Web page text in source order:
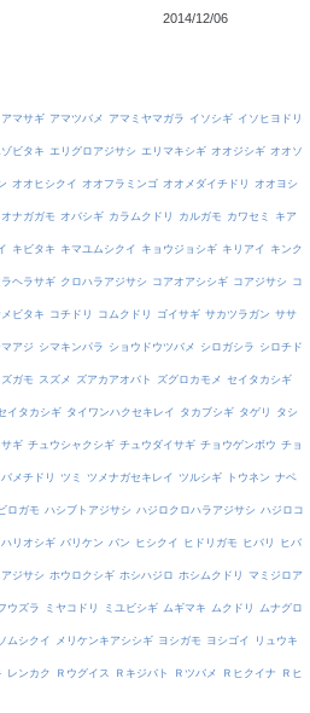
2014/12/06
アマサギ アマツバメ アマミヤマガラ イソシギ イソヒヨドリ
ゾビタキ エリグロアジサシ エリマキシギ オオジシギ オオソ
オオヒシクイ オオフラミンゴ オオメダイチドリ オオヨシ
オナガガモ オバシギ カラムクドリ カルガモ カワセミ キア
キビタキ キマユムシクイ キョウジョシギ キリアイ キンク
ヘラサギ クロハラアジサシ コアオアシシギ コアジサシ コ
ビタキ コチドリ コムクドリ ゴイサギ サカツラガン ササ
マアジ シマキンパラ ショウドウツバメ シロガシラ シロチド
ズガモ スズメ ズアカアオバト ズグロカモメ セイタカシギ
イタカシギ タイワンハクセキレイ タカブシギ タゲリ タシ
ギ チュウシャクシギ チュウダイサギ チョウゲンボウ チョ
メチドリ ツミ ツメナガセキレイ ツルシギ トウネン ナベ
ロガモ ハシブトアジサシ ハジロクロハラアジサシ ハジロコ
ハリオシギ バリケン バン ヒシクイ ヒドリガモ ヒバリ ヒバ
ジサシ ホウロクシギ ホシハジロ ホシムクドリ マミジロア
ウズラ ミヤコドリ ミユビシギ ムギマキ ムクドリ ムナグロ
ムシクイ メリケンキアシシギ ヨシガモ ヨシゴイ リュウキ
レンカク Ｒウグイス Ｒキジバト Ｒツバメ Ｒヒクイナ Ｒヒ